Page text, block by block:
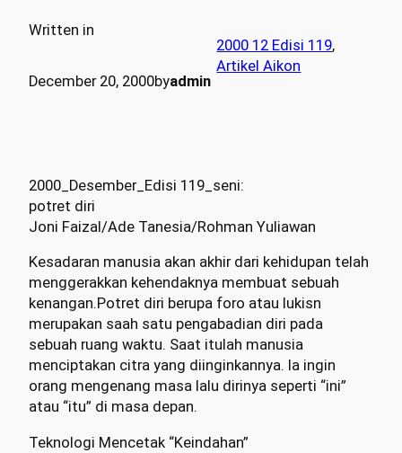
Written in
December 20, 2000byadmin
2000 12 Edisi 119
Artikel Aikon
2000_Desember_Edisi 119_seni:
potret diri
Joni Faizal/Ade Tanesia/Rohman Yuliawan
Kesadaran manusia akan akhir dari kehidupan telah
menggerakkan kehendaknya membuat sebuah
kenangan.Potret diri berupa foro atau lukisn
merupakan saah satu pengabadian diri pada
sebuah ruang waktu. Saat itulah manusia
menciptakan citra yang diinginkannya. Ia ingin
orang mengenang masa lalu dirinya seperti “ini”
atau “itu” di masa depan.
Teknologi Mencetak “Keindahan”